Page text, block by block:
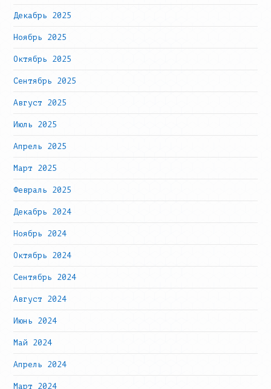
Декабрь 2025
Ноябрь 2025
Октябрь 2025
Сентябрь 2025
Август 2025
Июль 2025
Апрель 2025
Март 2025
Февраль 2025
Декабрь 2024
Ноябрь 2024
Октябрь 2024
Сентябрь 2024
Август 2024
Июнь 2024
Май 2024
Апрель 2024
Март 2024